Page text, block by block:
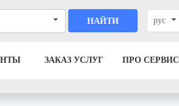
НАЙТИ рус
ЗАКАЗ УСЛУГ ПРО СЕРВИС